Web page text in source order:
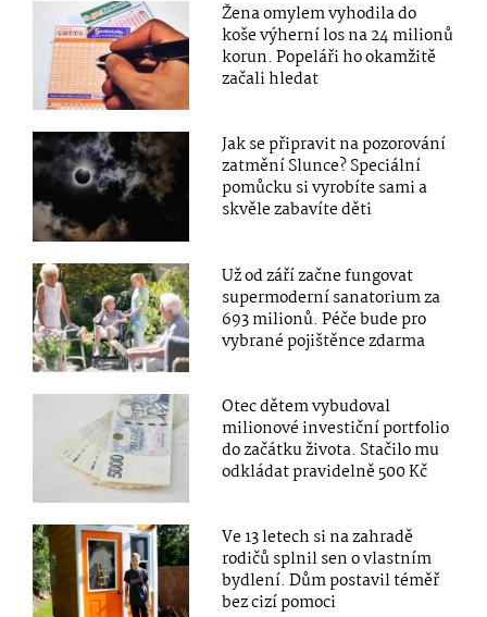
Žena omylem vyhodila do
koše výherní los na 24 milionů
korun. Popeláři ho okamžitě
začali hledat
Jak se připravit na pozorování
zatmění Slunce? Speciální
pomůcku si vyrobíte sami a
skvěle zabavíte děti
Už od září začne fungovat
supermoderní sanatorium za
693 milionů. Péče bude pro
vybrané pojištěnce zdarma
Otec dětem vybudoval
milionové investiční portfolio
do začátku života. Stačilo mu
odkládat pravidelně 500 Kč
Ve 13 letech si na zahradě
rodičů splnil sen o vlastním
bydlení. Dům postavil téměř
bez cizí pomoci